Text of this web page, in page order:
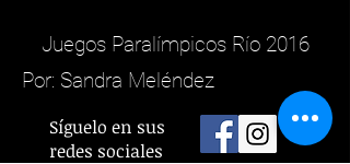
Juegos Paralímpicos Río 2016
Por: Sandra Meléndez
Síguelo en sus
redes sociales